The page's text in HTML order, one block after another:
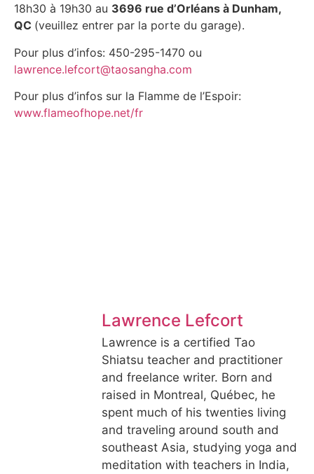
18h30 à 19h30 au 3696 rue d’Orléans à Dunham,
QC (veuillez entrer par la porte du garage).
Pour plus d’infos: 450-295-1470 ou
lawrence.lefcort@taosangha.com
Pour plus d’infos sur la Flamme de l’Espoir:
www.flameofhope.net/fr
Lawrence Lefcort
Lawrence is a certified Tao
Shiatsu teacher and practitioner
and freelance writer. Born and
raised in Montreal, Québec, he
spent much of his twenties living
and traveling around south and
southeast Asia, studying yoga and
meditation with teachers in India,